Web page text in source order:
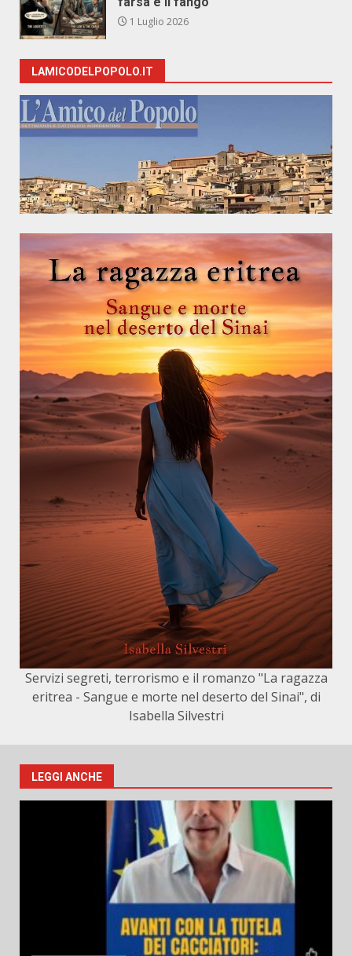
1 Luglio 2026
LAMICODELPOPOLO.IT
Servizi segreti, terrorismo e il romanzo "La ragazza
eritrea - Sangue e morte nel deserto del Sinai", di
Isabella Silvestri
LEGGI ANCHE